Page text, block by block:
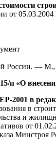
от
России. — М.,
п «О
в
в
и
от
Минстроя